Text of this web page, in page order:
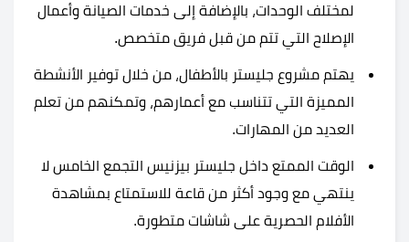
لمختلف الوحدات، بالإضافة إلى خدمات الصيانة وأعمال
الإصلاح التي تتم من قبل فريق متخصص.
يهتم مشروع جليستر بالأطفال، من خلال توفير الأنشطة
المميزة التي تتناسب مع أعمارهم، وتمكنهم من تعلم
العديد من المهارات.
الوقت الممتع داخل جليستر بيزنيس التجمع الخامس لا
ينتهي مع وجود أكثر من قاعة للاستمتاع بمشاهدة
الأفلام الحصرية على شاشات متطورة.